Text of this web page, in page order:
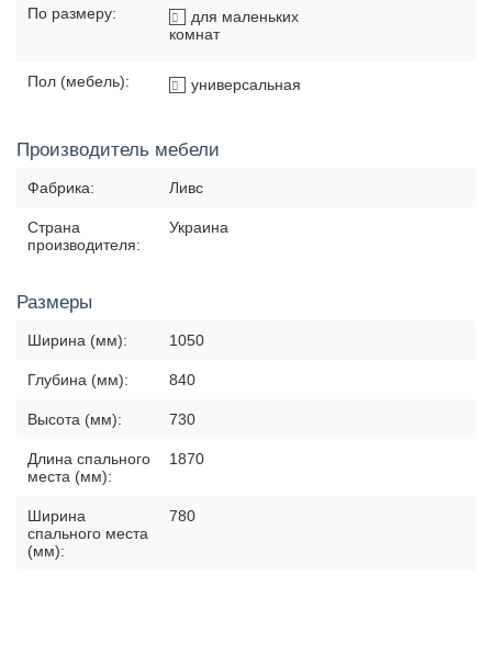
По размеру:
для маленьких
комнат
Пол (мебель): универсальная
Производитель мебели
Фабрика: Ливс
Страна
производителя:
Украина
Размеры
Ширина (мм): 1050
Глубина (мм): 840
Высота (мм): 730
Длина спального
места (мм):
1870
Ширина
спального места
(мм):
780